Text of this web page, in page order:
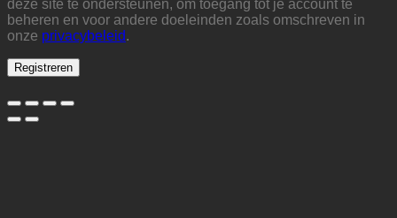
deze site te ondersteunen, om toegang tot je account te
beheren en voor andere doeleinden zoals omschreven in
onze privacybeleid.
Registreren